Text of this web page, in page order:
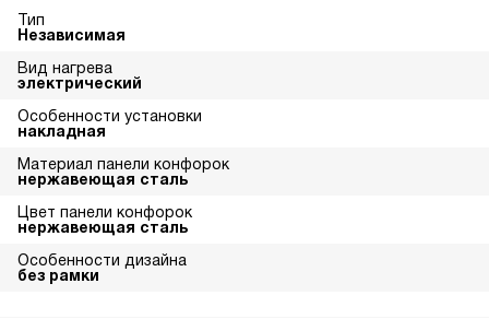
Тип
Независимая
Вид нагрева
электрический
Особенности установки
накладная
Материал панели конфорок
нержавеющая сталь
Цвет панели конфорок
нержавеющая сталь
Особенности дизайна
без рамки